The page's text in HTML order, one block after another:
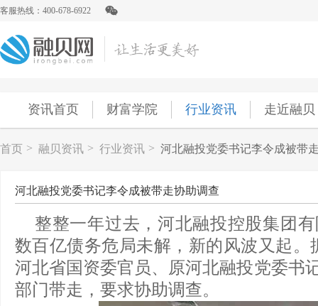
客服热线：400-678-6922
资讯首页 财富学院 行业资讯 走近融贝
首页 > 融贝资讯 > 行业资讯 > 河北融投党委书记李令成被带
河北融投党委书记李令成被带走协助调查
整整一年过去，河北融投控股集团
数百亿债务危局未解，新的风波又起。
河北省国资委官员、原河北融投党委书
部门带走，要求协助调查。